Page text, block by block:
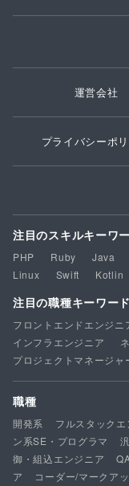
運営会社
プライバシーポ
注目のスキルキーワ
PHP Ruby Java
Linux
Swift Kotlin
注目の職種キーワード
フロントエンドエンジニ
インフラエンジニア
プロジェクトマネージャ
職種
開発系 フルスタックエ
ン系SE・プログラマ
御・組込エンジニア
ア
コーダー/マークア